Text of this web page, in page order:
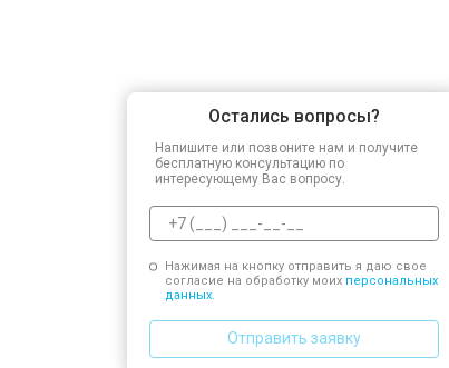
Остались вопросы?
Напишите или позвоните нам и получите
бесплатную консультацию по
интересующему Вас вопросу.
Нажимая на кнопку отправить я даю свое
согласие на обработку моих персональных
данных.
Отправить заявку